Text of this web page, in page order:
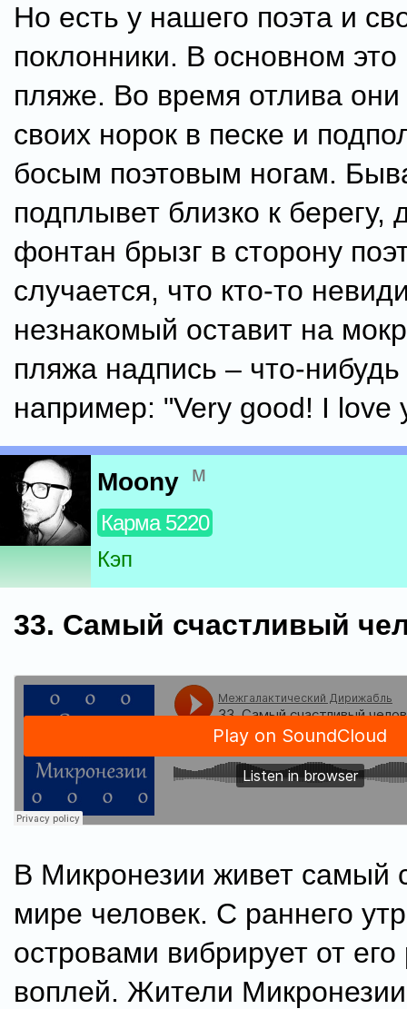
Но есть у нашего поэта и
поклонники. В основном
пляже. Во время отлива
своих норок в песке и
босым поэтовым ногам.
подплывет близко к берегу,
фонтан брызг в сторону
случается, что кто-то
незнакомый оставит на
пляжа надпись – что-
например: "Very good! I
Moony м
Карма 5220
Кэп
33. Самый счастливый
В Микронезии живет самый
мире человек. С раннего
островами вибрирует от
воплей. Жители Микронезии